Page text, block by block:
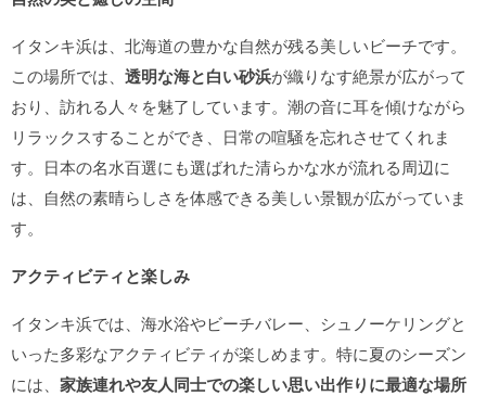
イタンキ浜は、北海道の豊かな自然が残る美しいビーチです。
この場所では、 透明な海と白い砂浜が織りなす絶景が広がって
おり、訪れる人々を魅了しています。潮の音に耳を傾けながら
リラックスすることができ、日常の喧騒を忘れさせてくれま
す。日本の名水百選にも選ばれた清らかな水が流れる周辺に
は、自然の素晴らしさを体感できる美しい景観が広がっていま
す。
アクティビティと楽しみ
イタンキ浜では、海水浴やビーチバレー、シュノーケリングと
いった多彩なアクティビティが楽しめます。特に夏のシーズン
には、 家族連れや友人同士での楽しい思い出作りに最適な場所